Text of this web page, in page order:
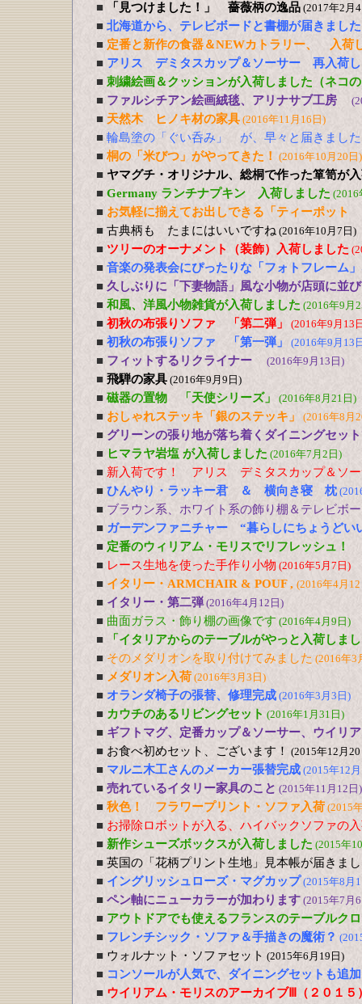
■ 「見つけました！」 薔薇柄の逸品 (2017年2月
■ 北海道から、テレビボードと書棚が届きました
■ 定番と新作の食器＆NEWカトラリー、 入荷
■ アリス デミタスカップ＆ソーサー 再入荷し
■ 刺繍絵画＆クッションが入荷しました（ネコ
■ ファルシチアン絵画絨毯、アリナサブ工房
■ 天然木 ヒノキ材の家具 (2016年11月16日)
■ 輪島塗の「ぐい呑み」 が、早々と届きました
■ 桐の「米びつ」がやってきた！ (2016年10月20日)
■ ヤマグチ・オリジナル、総桐で作った箪笥が
■ Germany ランチナプキン 入荷しました (2016
■ お気軽に揃えてお出しできる「ティーポッ
■ 古典柄も たまにはいいですね (2016年10月7日)
■ ツリーのオーナメント（装飾）入荷しました
■ 音楽の発表会にぴったりな「フォトフレーム
■ 久しぶりに「下妻物語」風な小物が店頭に並
■ 和風、洋風小物雑貨が入荷しました (2016年9月
■ 初秋の布張りソファ 「第二弾」 (2016年9月13
■ 初秋の布張りソファ 「第一弾」 (2016年9月13
■ フィットするリクライナー (2016年9月13日)
■ 飛騨の家具 (2016年9月9日)
■ 磁器の置物 「天使シリーズ」 (2016年8月21日)
■ おしゃれステッキ「銀のステッキ」 (2016年8月
■ グリーンの張り地が落ち着くダイニングセッ
■ ヒマラヤ岩塩 が入荷しました (2016年7月2日)
■ 新入荷です！ アリス デミタスカップ＆ソ
■ ひんやり・ラッキー君 ＆ 横向き寝 枕
■ ブラウン系、ホワイト系の飾り棚＆テレビボ
■ ガーデンファニチャー “暮らしにちょうど
■ 定番のウィリアム・モリスでリフレッシュ！
■ レース生地を使った手作り小物 (2016年5月7日)
■ イタリー・ARMCHAIR & POUF , (2016年4月
■ イタリー・第二弾(2016年4月12日)
■ 曲面ガラス・飾り棚の画像です (2016年4月9日)
■
「イタリアからのテーブルがやっと入荷しま
■ そのメダリオンを取り付けてみました (2016年3
■ メダリオン入荷 (2016年3月3日)
■ オランダ椅子の張替、修理完成 (2016年3月3日)
■ カウチのあるリビングセット (2016年1月31日)
■ ギフトマグ、定番カップ＆ソーサー、ウイリ
■ お食べ初めセット、ございます！ (2015年12月
■ マルニ木工さんのメーカー張替完成 (2015年12
■ 売れているイタリー家具のこと (2015年11月12日)
■ 秋色！ フラワープリント・ソファ入荷 (2015
■ お掃除ロボットが入る、ハイバックソファの
■ 新作シューズボックスが入荷しました (2015年
■ 英国の「花柄プリント生地」見本帳が届きま
■ イングリッシュローズ・マグカップ (2015年8月
■ ペン軸にニューカラーが加わります (2015年7月
■ アウトドアでも使えるフランスのテーブルク
■ フレンチシック・ソファ＆手描きの魔術？
■ ウォルナット・ソファセット (2015年6月19日)
■ コンソールが人気で、ダイニングセットも追
■ ウイリアム・モリスのアーカイブⅢ（２０１５